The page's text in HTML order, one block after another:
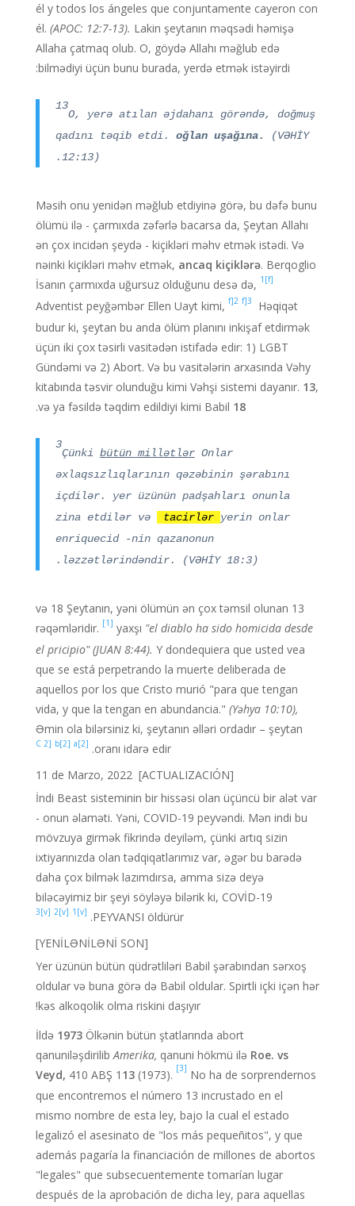
él y todos los ángeles que conjuntamente cayeron con
él. (APOC: 12:7-13). Lakin şeytanın məqsədi həmişə
Allaha çatmaq olub. O, göydə Allahı məğlub edə
bilmədiyi üçün bunu burada, yerdə etmək istəyirdi:
13
O, yerə atılan əjdahanı görəndə, doğmuş
qadını təqib etdi. oğlan uşağına.
(VƏHİY
12:13).
Məsih onu yenidən məğlub etdiyinə görə, bu dəfə bunu
ölümü ilə - çarmıxda zəfərlə bacarsa da, Şeytan Allahı
ən çox incidən şeydə - kiçikləri məhv etmək istədi. Və
nəinki kiçikləri məhv etmək, ancaq kiçiklərə. Berqoglio
İsanın çarmıxda uğursuz olduğunu desə də,
[f]1
Adventist peyğəmbər Ellen Uayt kimi, f]2 f]3
Həqiqət
budur ki, şeytan bu anda ölüm planını inkişaf etdirmək
üçün iki çox təsirli vasitədən istifadə edir: 1) LGBT
Gündəmi və 2) Abort. Və bu vasitələrin arxasında Vəhy
kitabında təsvir olunduğu kimi Vəhşi sistemi dayanır. 13,
və ya fəsildə təqdim edildiyi kimi Babil 18
.
3
Çünki bütün millətlərOnlar
əxlaqsızlıqlarının qəzəbinin şərabını
içdilər. yer üzünün padşahları onunla
zina etdilər və
tacirlər yerin onlar
enriquecid-nin qazanonun
ləzzətlərindəndir. (VƏHİY 18:3).
13 və 18 Şeytanın, yəni ölümün ən çox təmsil olunan
rəqəmləridir.
[1] yaxşı "el diablo ha sido homicida desde
el pricipio" (JUAN 8:44). Y dondequiera que usted vea
que se está perpetrando la muerte deliberada de
aquellos por los que Cristo murió "para que tengan
vida, y que la tengan en abundancia." (Yəhya 10:10),
Əmin ola bilərsiniz ki, şeytanın əlləri ordadır – şeytan
oranı idarə edir.
[2]a
[2]b
[2 C
[ACTUALIZACIÓN] 11 de Marzo, 2022
İndi Beast sisteminin bir hissəsi olan üçüncü bir alət var
- onun əlaməti. Yəni, COVID-19 peyvəndi. Mən indi bu
mövzuya girmək fikrində deyiləm, çünki artıq sizin
ixtiyarınızda olan tədqiqatlarımız var, əgər bu barədə
daha çox bilmək lazımdırsa, amma sizə deyə
biləcəyimiz bir şeyi söyləyə bilərik ki, COVİD-19
PEYVANSI öldürür.
[v]1
[v]2
[v]3
[YENİLƏNİLƏNİ SON]
Yer üzünün bütün qüdrətliləri Babil şərabından sərxoş
oldular və buna görə də Babil oldular. Spirtli içki içən hər
kəs alkoqolik olma riskini daşıyır!
İldə 1973Ölkənin bütün ştatlarında abort
qanuniləşdirilibAmerika, qanuni hökmü ilə Roe. vs
Veyd, 410 ABŞ 1 13(1973). [3] No ha de sorprendernos
que encontremos el número 13 incrustado en el
mismo nombre de esta ley, bajo la cual el estado
legalizó el asesinato de "los más pequeñitos", y que
además pagaría la financiación de millones de abortos
"legales" que subsecuentemente tomarían lugar
después de la aprobación de dicha ley, para aquellas